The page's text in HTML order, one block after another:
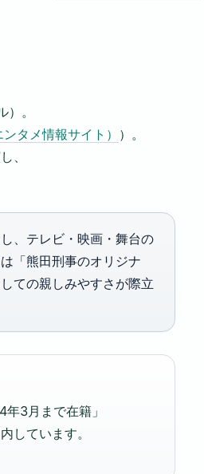
。
タメ情報サイト） ）。
、
、テレビ・映画・舞台の
「熊田刑事のオリジナ
ての親しみやすさが際立
3月まで在籍」
しています。